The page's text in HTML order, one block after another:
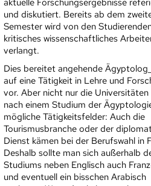
und diskutiert. Bereits ab dem
Semester wird von den
kritisches wissenschaftliches
verlangt.
Dies bereitet angehende
auf eine Tätigkeit in Lehre und
vor. Aber nicht nur die
nach einem Studium der
mögliche Tätigkeitsfelder: Auch die
Tourismusbranche oder der
Dienst kämen bei der Berufswahl in
Deshalb sollte man sich außerhalb
Studiums neben Englisch auch
und eventuell ein bisschen Arabisch